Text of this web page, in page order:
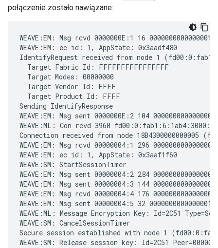
połączenie zostało nawiązane:
WEAVE:EM: Msg rcvd 0000000E:1 16
WEAVE:EM: ec id: 1, AppState: 0x3aadf480
IdentifyRequest received from node 1
  Target Fabric Id: FFFFFFFFFFFFFFFF
  Target Modes: 00000000
  Target Vendor Id: FFFF
  Target Product Id: FFFF
Sending IdentifyResponse
WEAVE:EM: Msg sent 0000000E:2 104
WEAVE:ML: Con rcvd 3960
Connection received from node 18B4300000000005
WEAVE:EM: Msg rcvd 00000004:1 296
WEAVE:EM: ec id: 1, AppState: 0x3aaf1f60
WEAVE:SM: StartSessionTimer
WEAVE:EM: Msg sent 00000004:2 284
WEAVE:EM: Msg sent 00000004:3 144
WEAVE:EM: Msg rcvd 00000004:4 176
WEAVE:EM: Msg sent 00000004:5 32
WEAVE:ML: Message Encryption Key: Id=2C51
WEAVE:SM: CancelSessionTimer
Secure session established with node 1